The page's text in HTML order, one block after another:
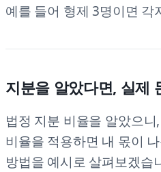
예를 들어 형제 3명이면 각
지분을 알았다면, 실제
법정 지분 비율을 알았으
비율을 적용하면 내 몫이
방법을 예시로 살펴보겠습